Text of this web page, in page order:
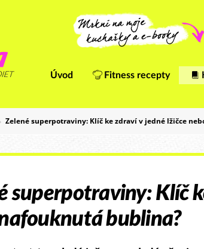
Úvod Fitness recepty
Zelené superpotraviny: Klíč ke zdraví v jedné lžičce
superpotraviny: Klíč
bublina?